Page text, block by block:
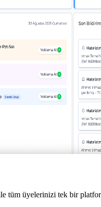
tüm üyelerinizi tek bir